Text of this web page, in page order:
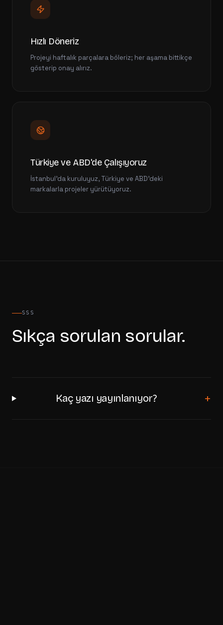
Hızlı Döneriz
Projeyi haftalık parçalara böleriz; her aşama bittikçe
gösterip onay alırız.
Türkiye ve ABD'de Çalışıyoruz
İstanbul'da kuruluyuz, Türkiye ve ABD'deki
markalarla projeler yürütüyoruz.
SSS
Sıkça sorulan sorular.
Kaç yazı yayınlanıyor? +